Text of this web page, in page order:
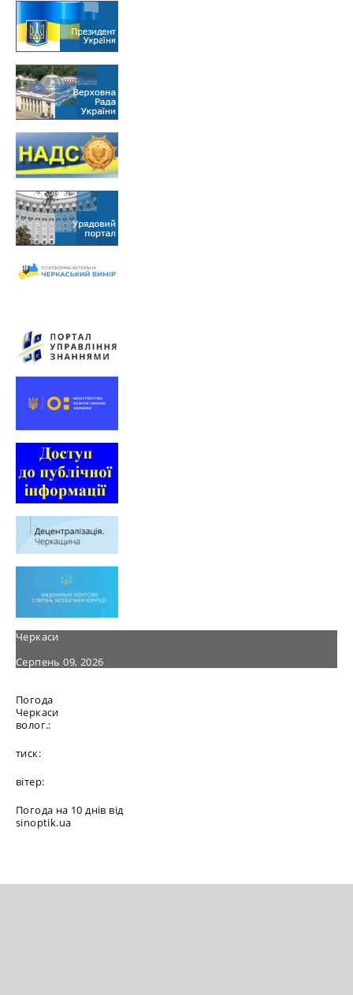
Черкаси
Серпень 09, 2026
Погода
Черкаси
волог.:
тиск:
вітер:
Погода на 10 днів від
sinoptik.ua